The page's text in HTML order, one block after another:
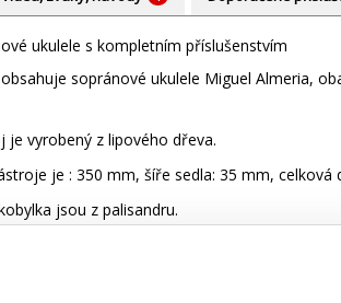
ukulele s kompletním příslušenstvím
sopránové ukulele Miguel Almeria,
je vyrobený z lipového dřeva.
je : 350 mm, šíře sedla: 35 mm, celková
jsou z palisandru.
a vložka kobylky.
mechanika.